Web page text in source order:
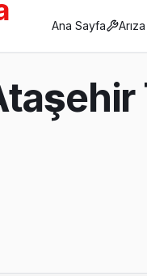
Mahalle TCL
Ana Sayfa